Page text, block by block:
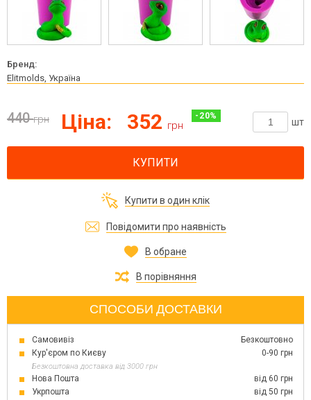
Бренд:
Elitmolds, Україна
440 грн Ціна: 352 грн
- 20%
шт
КУПИТИ
Купити в один клік
Повідомити про наявність
В обране
В порівняння
СПОСОБИ ДОСТАВКИ
Самовивіз
Безкоштовно
Кур'єром по Києву
0-90 грн
Безкоштовна доставка від 3000 грн
Нова Пошта
від 60 грн
Укрпошта
від 50 грн